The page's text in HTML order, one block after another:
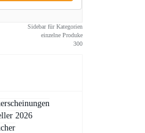
Sidebar für Kategorien
einzelne Produke
300
2026